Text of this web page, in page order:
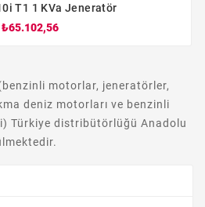
T1 1 KVa Jeneratör
₺65.102,56
motorlar, jeneratörler,
deniz motorları ve benzinli
Türkiye distribütörlüğü Anadolu